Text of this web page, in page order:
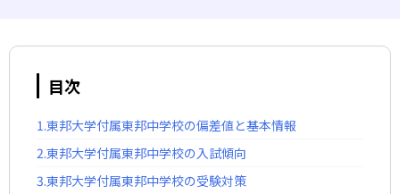
目次
1.東邦大学付属東邦中学校の偏差値と基本情報
2.東邦大学付属東邦中学校の入試傾向
3.東邦大学付属東邦中学校の受験対策